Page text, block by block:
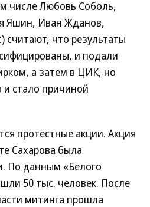
числе Любовь Соболь,
Яшин, Иван Жданов,
считают, что результаты
и подали
а затем в ЦИК, но
стало причиной
протестные акции. Акция
Сахарова была
По данным «Белого
50 тыс. человек. После
митинга прошла